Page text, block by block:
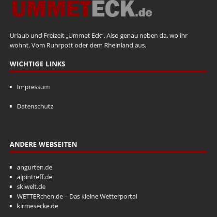
Urlaub und Freizeit „Ummet Eck“. Also genau neben da, wo ihr
wohnt. Vom Ruhrpott oder dem Rheinland aus.
WICHTIGE LINKS
Impressum
Datenschutz
ANDERE WEBSEITEN
angurten.de
alpintreff.de
skiwelt.de
WETTERchen.de – Das kleine Wetterportal
kirmesecke.de